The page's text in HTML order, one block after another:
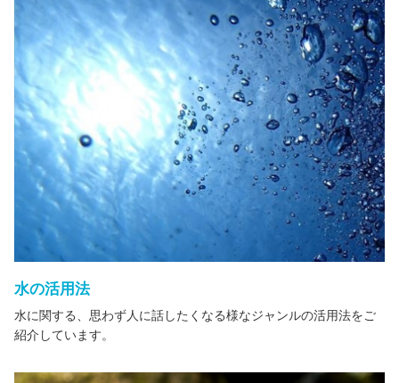
水の活用法
水に関する、思わず人に話したくなる様なジャンルの活用法をご
紹介しています。